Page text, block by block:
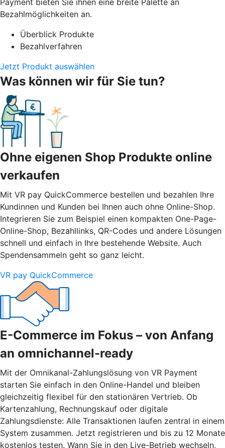
Bezahlmöglichkeiten an.
Überblick Produkte
Bezahlverfahren
Jetzt Produkt auswählen
Was können wir für Sie tun?
Ohne eigenen Shop Produkte online
verkaufen
Mit VR pay QuickCommerce bestellen und bezahlen Ihre
Kundinnen und Kunden bei Ihnen auch ohne Online-Shop.
Integrieren Sie zum Beispiel einen kompakten One-Page-
Online-Shop, Bezahllinks, QR-Codes und andere Lösungen
schnell und einfach in Ihre bestehende Website. Auch
Spendensammeln geht so ganz leicht.
VR pay QuickCommerce
E-Commerce im Fokus – von Anfang
an omnichannel-ready
Mit der Omnikanal-Zahlungslösung von VR Payment
starten Sie einfach in den Online-Handel und bleiben
gleichzeitig flexibel für den stationären Vertrieb. Ob
Kartenzahlung, Rechnungskauf oder digitale
Zahlungsdienste: Alle Transaktionen laufen zentral in einem
System zusammen. Jetzt registrieren und bis zu 12 Monate
kostenlos testen. Wann Sie in den Live-Betrieb wechseln,